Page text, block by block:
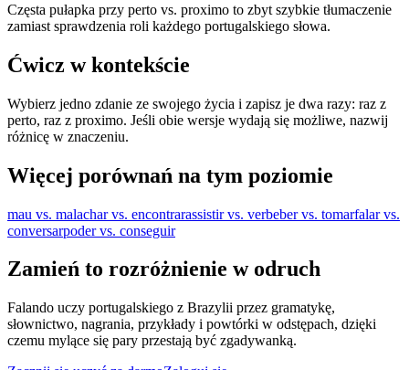
Częsta pułapka przy perto vs. proximo to zbyt szybkie tłumaczenie
zamiast sprawdzenia roli każdego portugalskiego słowa.
Ćwicz w kontekście
Wybierz jedno zdanie ze swojego życia i zapisz je dwa razy: raz z
perto, raz z proximo. Jeśli obie wersje wydają się możliwe, nazwij
różnicę w znaczeniu.
Więcej porównań na tym poziomie
mau vs. malachar vs. encontrarassistir vs. verbeber vs. tomarfalar vs.
conversarpoder vs. conseguir
Zamień to rozróżnienie w odruch
Falando uczy portugalskiego z Brazylii przez gramatykę,
słownictwo, nagrania, przykłady i powtórki w odstępach, dzięki
czemu mylące się pary przestają być zgadywanką.